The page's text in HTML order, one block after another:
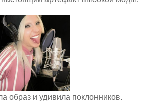
образ и удивила поклонников.